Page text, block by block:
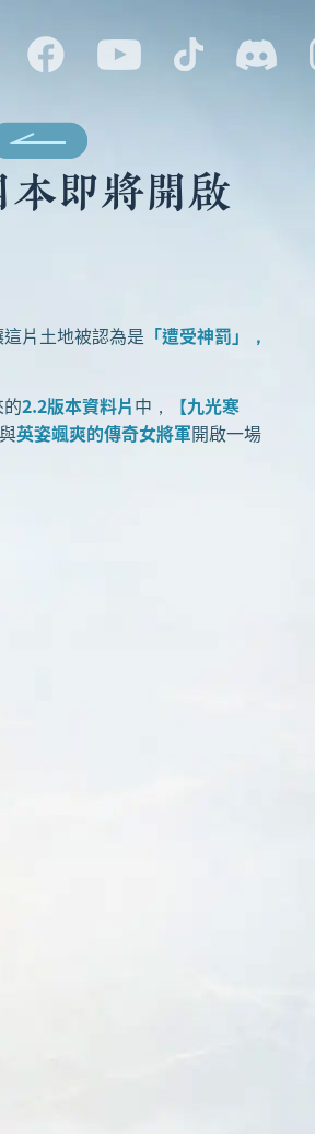
本即將開啟
這片土地被認為是 「遭受神罰」，
2.2版本資料片中，
【九光寒
英姿颯爽的傳奇女將軍開啟一場